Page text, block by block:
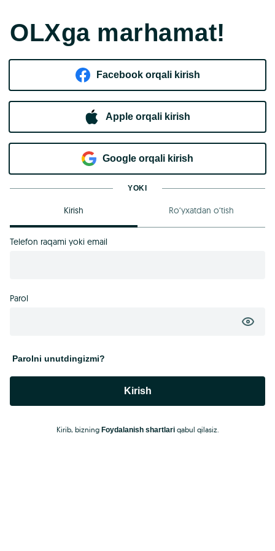
OLXga marhamat!
Facebook orqali kirish​
Apple orqali kirish
Goo​g​le orqali kirish
YOKI
Kirish Ro‘yxatdan o‘tish
Telefon raqami yoki email
Parol
Parolni unutdingizmi?
Kirish
Kirib, bizning Foydalanish shartlariqabul qilasiz.